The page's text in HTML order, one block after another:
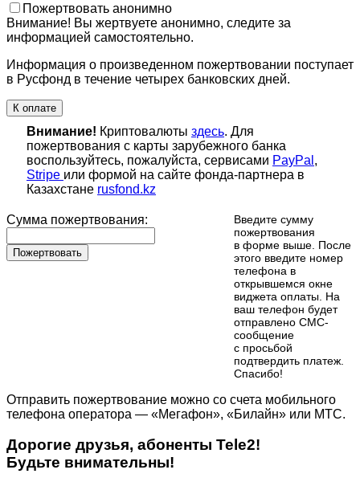
Пожертвовать анонимно
Внимание! Вы жертвуете анонимно, следите за
информацией самостоятельно.
Информация о произведенном пожертвовании поступает
в Русфонд в течение четырех банковских дней.
К оплате
Внимание! Криптовалюты здесь. Для
пожертвования с карты зарубежного банка
воспользуйтесь, пожалуйста, сервисами PayPal ,
Stripe или формой на сайте фонда-партнера в
Казахстане rusfond.kz
Сумма пожертвования:
Пожертвовать
Введите сумму
пожертвования
в форме выше. После
этого введите номер
телефона в
открывшемся окне
виджета оплаты. На
ваш телефон будет
отправлено СМС-
сообщение
с просьбой
подтвердить платеж.
Cпасибо!
Отправить пожертвование можно со счета мобильного
телефона оператора — «Мегафон», «Билайн» или МТС.
Дорогие друзья, абоненты Tele2!
Будьте внимательны!